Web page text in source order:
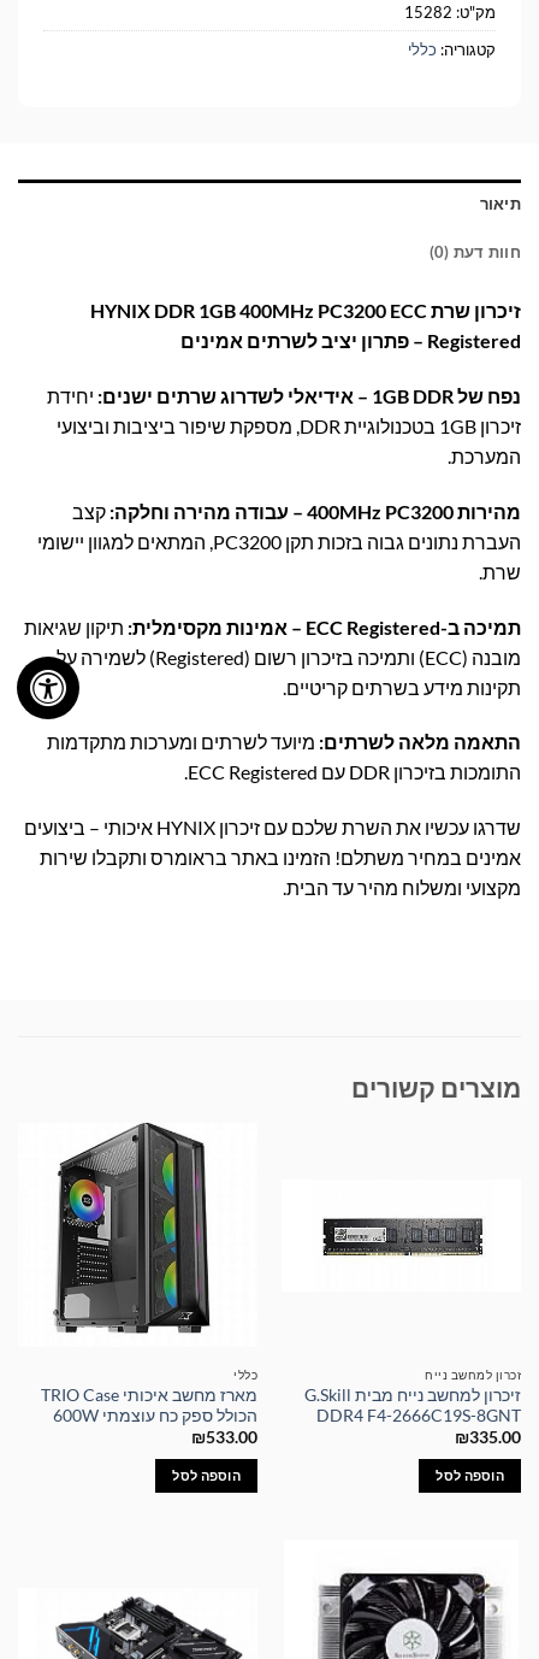
מק"ט: 15282
קטגוריה: כללי
תיאור
חוות דעת (0)
זיכרון שרת HYNIX DDR 1GB 400MHz PC3200 ECC
Registered – פתרון יציב לשרתים אמינים
נפח של 1GB DDR – אידיאלי לשדרוג שרתים ישנים:
יחידת
זיכרון 1GB בטכנולוגיית DDR, מספקת שיפור ביציבות וביצועי
המערכת.
מהירות 400MHz PC3200 – עבודה מהירה וחלקה:
קצב
העברת נתונים גבוה בזכות תקן PC3200, המתאים למגוון יישומי
שרת.
תמיכה ב-ECC Registered – אמינות מקסימלית:
תיקון שגיאות
מובנה (ECC) ותמיכה בזיכרון רשום (Registered) לשמירה על
תקינות מידע בשרתים קריטיים.
התאמה מלאה לשרתים: מיועד לשרתים ומערכות מתקדמות
התומכות בזיכרון DDR עם ECC Registered.
שדרגו עכשיו את השרת שלכם עם זיכרון HYNIX איכותי – ביצועים
אמינים במחיר משתלם! הזמינו באתר בראומרס ותקבלו שירות
מקצועי ומשלוח מהיר עד הבית.
מוצרים קשורים
זכרון למחשב נייח
זיכרון למחשב נייח מבית G.Skill
DDR4 F4-2666C19S-8GNT
₪335.00
הוספה לסל
כללי
מארז מחשב איכותי TRIO Case
הכולל ספק כח עוצמתי 600W
₪533.00
הוספה לסל